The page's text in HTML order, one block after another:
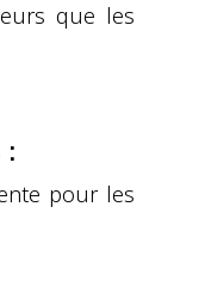
que les
:
pour les